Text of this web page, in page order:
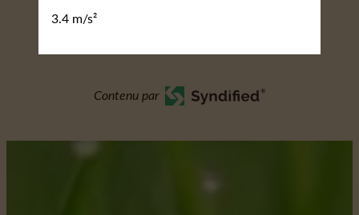
3.4 m/s²
Contenu par